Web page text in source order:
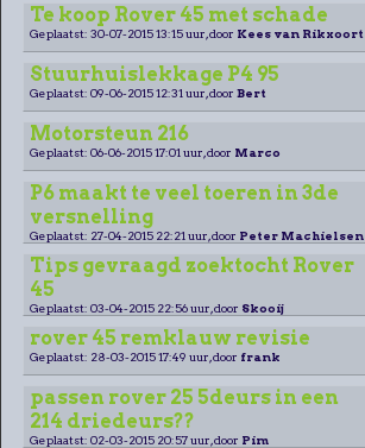
Te koop Rover 45 met schade
Geplaatst: 30-07-2015 13:15 uur, door Kees van Rikxoort
Stuurhuislekkage P4 95
Geplaatst: 09-06-2015 12:31 uur, door Bert
Motorsteun 216
Geplaatst: 06-06-2015 17:01 uur, door Marco
P6 maakt te veel toeren in 3de
versnelling
Geplaatst: 27-04-2015 22:21 uur, door Peter Machielsen
Tips gevraagd zoektocht Rover
45
Geplaatst: 03-04-2015 22:56 uur, door Skooij
rover 45 remklauw revisie
Geplaatst: 28-03-2015 17:49 uur, door frank
passen rover 25 5deurs in een
214 driedeurs??
Geplaatst: 02-03-2015 20:57 uur, door Pim